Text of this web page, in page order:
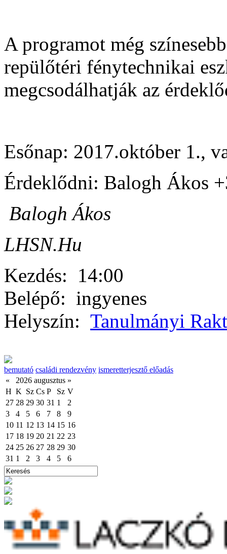
A programot még
repülőtéri fénytechnikai
megcsodálhatják az
Esőnap: 2017.október 1.,
Érdeklődni: Balogh Ákos
Balogh Ákos
LHSN.Hu
Kezdés: 14:00
Belépő: ingyenes
Helyszín: Tanulmányi
bemutató családi rendezvény ismeretterjesztő előadás
«
2026 augusztus »
H K Sz Cs P Sz V
27 28 29 30 31 1
2
3
4 5 6 7 8
9
10 11 12 13 14 15 16
17 18 19 20 21 22 23
24 25 26 27 28 29 30
31 1 2 3 4 5 6